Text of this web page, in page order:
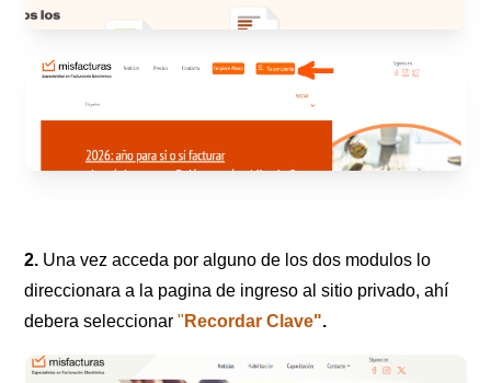
2. Una vez acceda por alguno de los dos modulos lo
direccionara a la pagina de ingreso al sitio privado, ahí
debera seleccionar" Recordar Clave".